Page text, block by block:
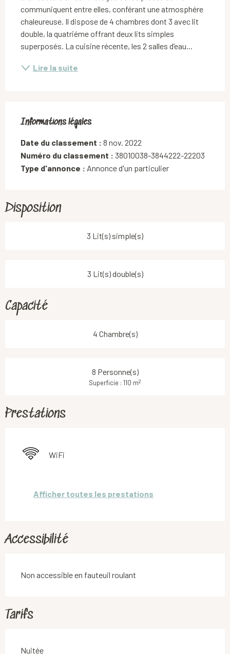
communiquent entre elles, conférant une atmosphére
chaleureuse. Il dispose de 4 chambres dont 3 avec lit
double, la quatriéme offrant deux lits simples
superposés. La cuisine récente, les 2 salles d’eau...
Lire la suite
Informations légales
Informations légales
Date du classement : 8 nov. 2022
Numéro du classement : 38010038-3844222-22203
Type d'annonce : Annonce d'un particulier
Disposition
3 Lit(s) simple(s)
3 Lit(s) double(s)
Capacité
4 Chambre(s)
8 Personne(s)
Superficie : 110 m2
Prestations
WiFi
Afficher toutes les prestations
Accessibilité
Non accessible en fauteuil roulant
Tarifs
Tarifs 2026
Nuitée